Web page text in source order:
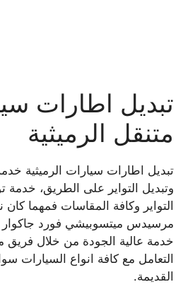
تبديل اطارات
متنقل الرميثية
تبديل اطارات سيارات الرميثية
وتبديل التواير على الطريق، خدمة
التواير وكافة المقاسات فمهما
مرسيدس ميتسوبيشي فورد
خدمة عالية الجودة من خلال
التعامل مع كافة انواع السيارات
القديمة.